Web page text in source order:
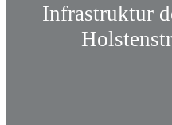
Infrastruktur